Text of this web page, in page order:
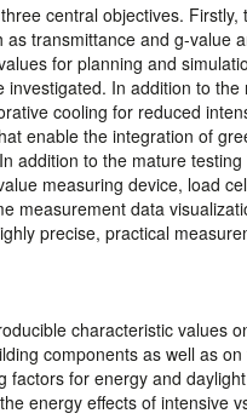
central objectives.
transmittance and g-value
for planning and
In addition to
cooling for reduced
enable the integration of
addition to the mature
measuring device, load
measurement data
precise, practical
characteristic values
components as well as
factors for energy and
energy effects of intensive